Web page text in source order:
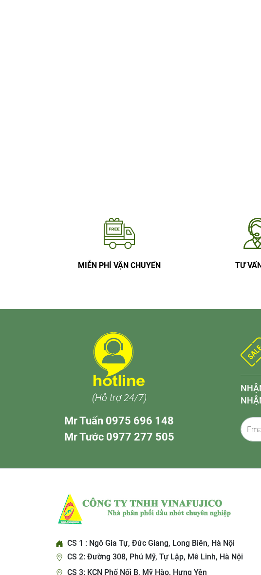
MIỄN PHÍ VẬN CHUYỂN TƯ
(Hỗ trợ 24/7)
Mr Tuấn 0975 696 148
Mr Tước 0977 277 505
CS 1 : Ngô Gia Tự, Đức Giang, Long Biên, Hà Nội
CS 2: Đường 308, Phú Mỹ, Tự Lập, Mê Linh, Hà Nội
CS 3: KCN Phố Nối B, Mỹ Hào, Hưng Yên